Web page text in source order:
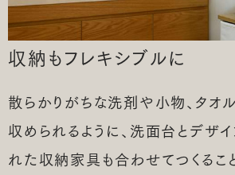
収納もフレキシブルに
散らかりがちな洗剤や小物、タオ
収められるように、洗面台とデザ
れた収納家具も合わせてつくるこ